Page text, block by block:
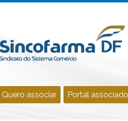
Quero associar Portal associado